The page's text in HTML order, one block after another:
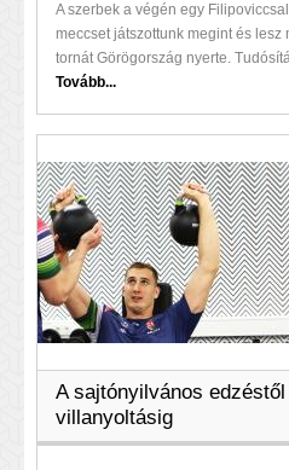
A szerbek a végén egy
meccset játszottunk megint és lesz
tornát Görögország nyerte.
Tovább...
A sajtónyilvános
villanyoltásig